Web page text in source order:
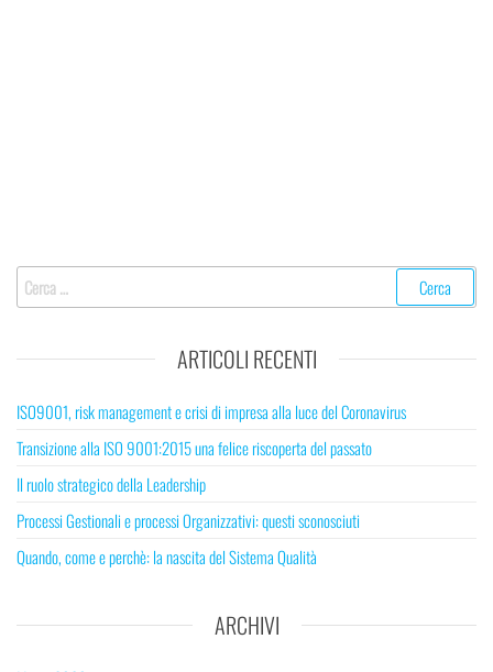
Ricerca
per:
ARTICOLI RECENTI
ISO9001, risk management e crisi di impresa alla luce del Coronavirus
Transizione alla ISO 9001:2015 una felice riscoperta del passato
Il ruolo strategico della Leadership
Processi Gestionali e processi Organizzativi: questi sconosciuti
Quando, come e perchè: la nascita del Sistema Qualità
ARCHIVI